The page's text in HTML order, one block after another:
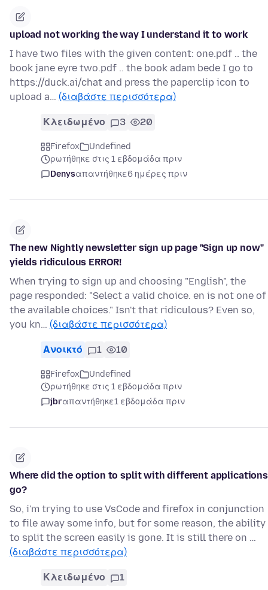
upload not working the way I understand it to work
I have two files with the given content: one.pdf .. the
book jane eyre two.pdf .. the book adam bede I go to
https://duck.ai/chat and press the paperclip icon to
upload a… (διαβάστε περισσότερα)
Κλειδωμένο 3 20
Firefox
Undefined
ρωτήθηκε στις 1 εβδομάδα πριν
Denysαπαντήθηκε6 ημέρες πριν
The new Nightly newsletter sign up page "Sign up now"
yields ridiculous ERROR!
When trying to sign up and choosing "English", the
page responded: "Select a valid choice. en is not one of
the available choices." Isn't that ridiculous? Even so,
you kn… (διαβάστε περισσότερα)
Ανοικτό 1 10
Firefox
Undefined
ρωτήθηκε στις 1 εβδομάδα πριν
jbrαπαντήθηκε1 εβδομάδα πριν
Where did the option to split with different applications
go?
So, i'm trying to use VsCode and firefox in conjunction
to file away some info, but for some reason, the ability
to split the screen easily is gone. It is still there on …
(διαβάστε περισσότερα)
Κλειδωμένο 1